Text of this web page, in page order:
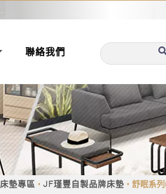
聯絡我們
床墊專區 JF瑾豐自製品牌床墊 舒眠系